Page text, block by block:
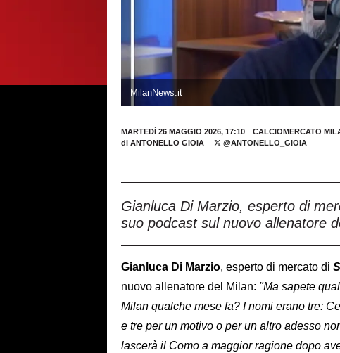
MilanNews.it
MARTEDÌ 26 MAGGIO 2026, 17:10
CALCIOMERCATO
di ANTONELLO GIOIA @ANTONELLO_GIOIA
Gianluca Di Marzio, esperto di
suo podcast sul nuovo allenatore
Gianluca Di Marzio, esperto di mercato di
nuovo allenatore del Milan: "Ma sapete
Milan qualche mese fa? I nomi erano tre:
e tre per un motivo o per un altro adesso
lascerà il Como a maggior ragione dopo